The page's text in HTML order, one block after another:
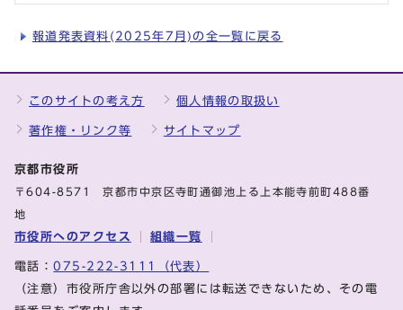
報道発表資料(2025年7月)の全一覧に戻る
このサイトの考え方 個人情報の取扱い
著作権・リンク等 サイトマップ
京都市役所
〒604-8571 京都市中京区寺町通御池上る上本能寺前町488番
地
市役所へのアクセス 組織一覧
電話：075-222-3111（代表）
（注意）市役所庁舎以外の部署には転送できないため、その電